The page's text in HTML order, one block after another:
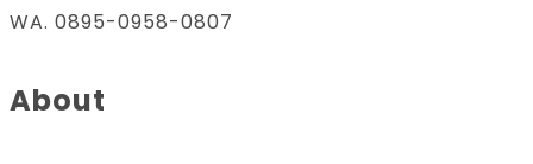
WA. 0895-0958-0807
About